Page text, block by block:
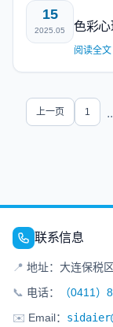
15
2025.05 色彩
阅读全文
上一页 1
联系信息
📍 地址：大连保税
📞 电话：
（0411）
✉️ Email：